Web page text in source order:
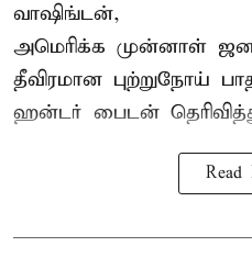
வாஷிங்டன்,
அமெரிக்க முன்னாள்
தீவிரமான புற்றுநோய்
ஹன்டர் பைடன்
Read